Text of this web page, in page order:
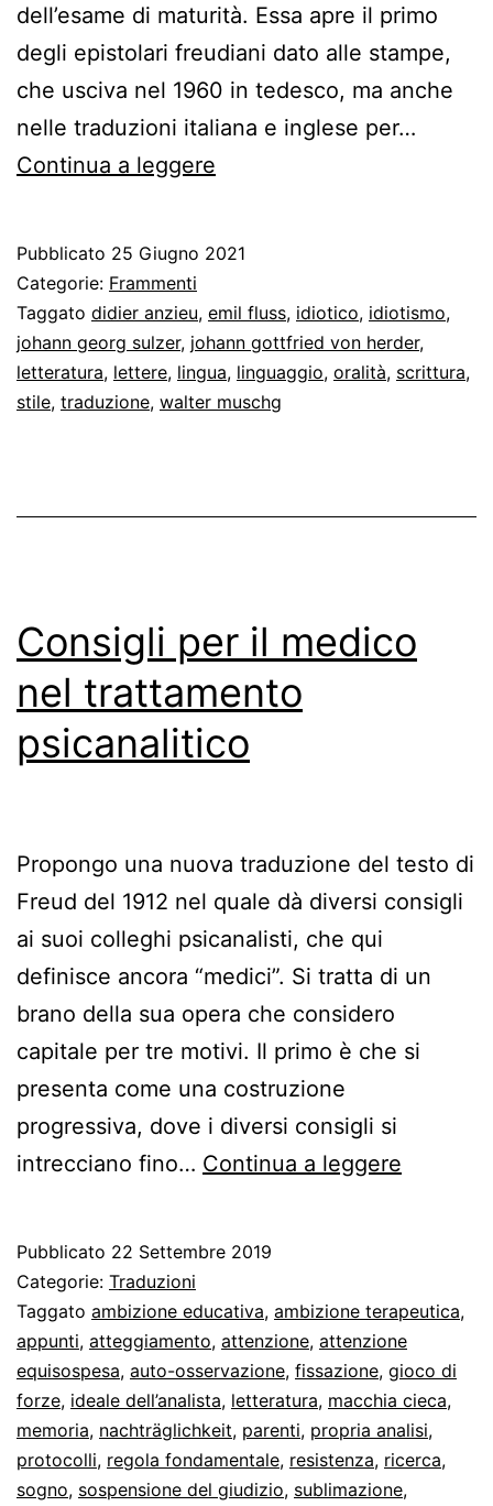
dell’esame di maturità. Essa apre il primo
degli epistolari freudiani dato alle stampe,
che usciva nel 1960 in tedesco, ma anche
nelle traduzioni italiana e inglese per…
Continua a leggere
stile
idiotico
Pubblicato 25 Giugno 2021
Categorie: Frammenti
Taggato didier anzieu, emil fluss, idiotico, idiotismo,
johann georg sulzer, johann gottfried von herder,
letteratura, lettere, lingua, linguaggio, oralità, scrittura,
stile, traduzione, walter muschg
Consigli per il medico
nel trattamento
psicanalitico
Propongo una nuova traduzione del testo di
Freud del 1912 nel quale dà diversi consigli
ai suoi colleghi psicanalisti, che qui
definisce ancora “medici”. Si tratta di un
brano della sua opera che considero
capitale per tre motivi. Il primo è che si
presenta come una costruzione
progressiva, dove i diversi consigli si
intrecciano fino… Continua a leggere
nel
Pubblicato 22 Settembre 2019
Categorie: Traduzioni
Taggato ambizione educativa, ambizione terapeutica,
appunti, atteggiamento, attenzione, attenzione
equisospesa, auto-osservazione, fissazione, gioco di
forze, ideale dell’analista, letteratura, macchia cieca,
memoria, nachträglichkeit, parenti, propria analisi,
protocolli, regola fondamentale, resistenza, ricerca,
sogno, sospensione del giudizio, sublimazione,